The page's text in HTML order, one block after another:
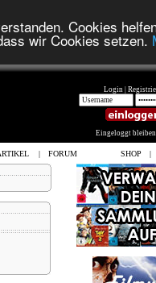
Cookies
wir Cookies setzen.
| FORUM SHOP |
Login |
Eingeloggt bleiben